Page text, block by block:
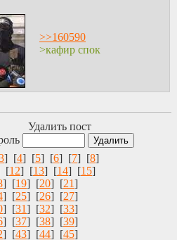
>>160590
>кафир спок
Удалить пост
] [4] [5] [6] [7] [8]
[12] [13] [14] [15]
] [19] [20] [21]
] [25] [26] [27]
] [31] [32] [33]
] [37] [38] [39]
] [43] [44] [45]